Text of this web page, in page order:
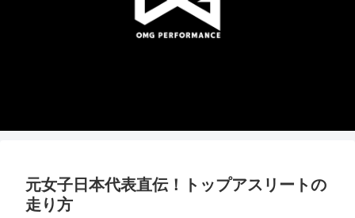
元女子日本代表直伝！トップアスリートの
走り方